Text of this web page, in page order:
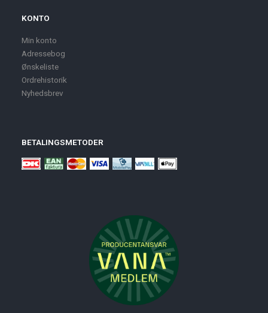
KONTO
Min konto
Adressebog
Ønskeliste
Ordrehistorik
Nyhedsbrev
BETALINGSMETODER